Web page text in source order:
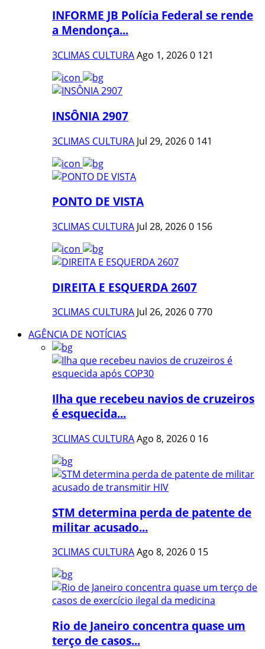
INFORME JB Polícia Federal se rende
a Mendonça...
3CLIMAS CULTURAAgo 1, 20260 121
INSÔNIA 2907
3CLIMAS CULTURA Jul 29, 20260 141
PONTO DE VISTA
3CLIMAS CULTURA Jul 28, 20260 156
DIREITA E ESQUERDA 2607
3CLIMAS CULTURA Jul 26, 20260770
AGÊNCIA DE NOTÍCIAS
Ilha que recebeu navios de cruzeiros
é esquecida...
3CLIMAS CULTURAAgo 8, 20260 16
STM determina perda de patente de
militar acusado...
3CLIMAS CULTURAAgo 8, 20260 15
Rio de Janeiro concentra quase um
terço de casos...